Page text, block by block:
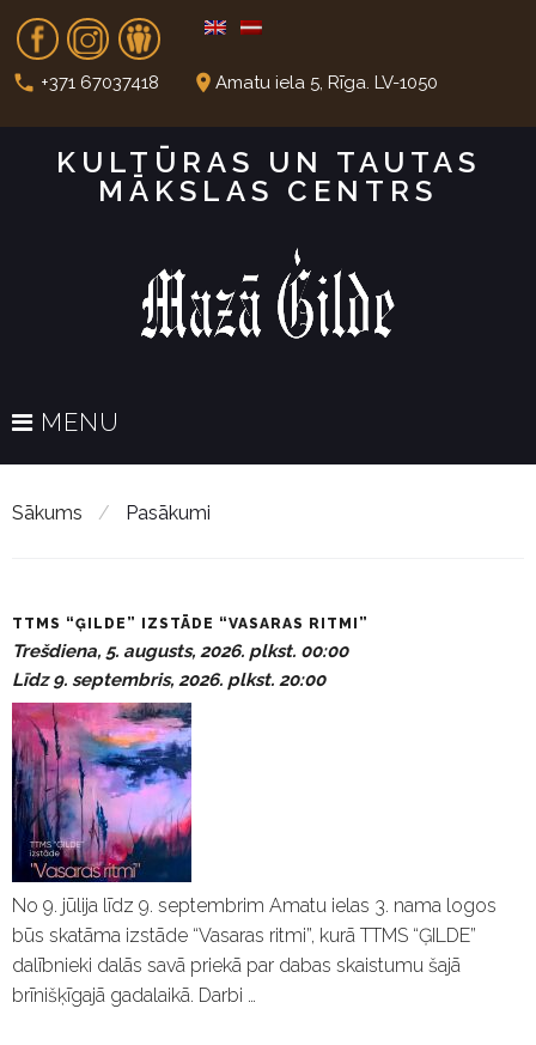
t
Fb In Dr
call +371 67037418 place Amatu iela 5, Rīga. LV-1050
KULTŪRAS UN TAUTAS
MĀKSLAS CENTRS
MENU
Sākums / Pasākumi
P
a
s
ā
k
u
m
i
TTMS “ĢILDE” IZSTĀDE “VASARAS RITMI”
Trešdiena, 5. augusts, 2026. plkst. 00:00
Līdz 9. septembris, 2026. plkst. 20:00
No 9. jūlija līdz 9. septembrim Amatu ielas 3. nama logos
būs skatāma izstāde “Vasaras ritmi”, kurā TTMS “ĢILDE”
dalībnieki dalās savā priekā par dabas skaistumu šajā
brīnišķīgajā gadalaikā. Darbi …